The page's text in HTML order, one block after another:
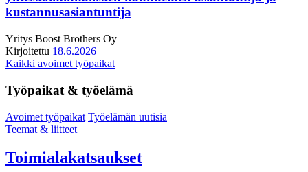
kustannusasiantuntija
Yritys Boost Brothers Oy
Kirjoitettu 18.6.2026
Kaikki avoimet työpaikat
Työpaikat & työelämä
Avoimet työpaikat Työelämän uutisia
Teemat & liitteet
Toimialakatsaukset